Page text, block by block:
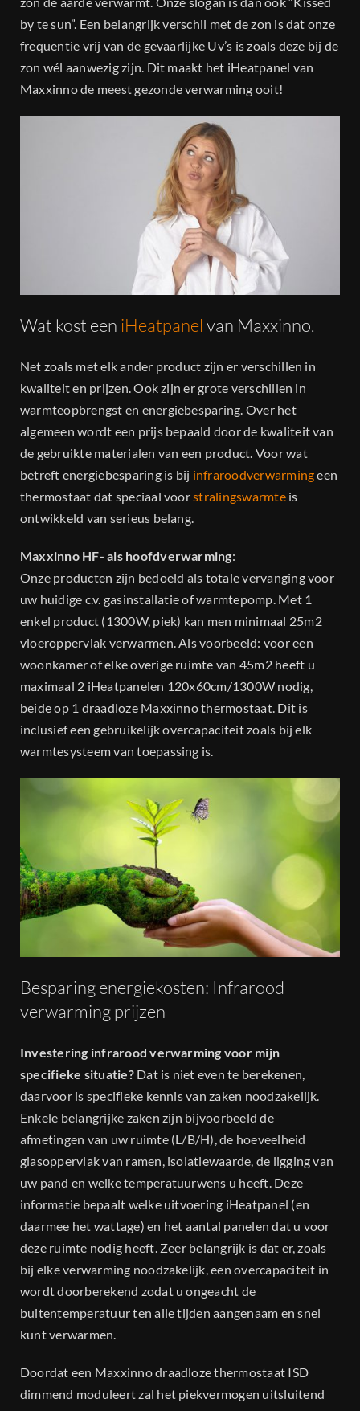
by te sun”. Een belangrijk verschil met de zon is dat onze
frequentie vrij van de gevaarlijke Uv’s is zoals deze bij de
zon wél aanwezig zijn. Dit maakt het iHeatpanel van
Maxxinno de meest gezonde verwarming ooit!
Wat kost een iHeatpanelvan Maxxinno.
Net zoals met elk ander product zijn er verschillen in
kwaliteit en prijzen. Ook zijn er grote verschillen in
warmteopbrengst en energiebesparing. Over het
algemeen wordt een prijs bepaald door de kwaliteit van
de gebruikte materialen van een product. Voor wat
betreft energiebesparing is bij infraroodverwarmingeen
thermostaat dat speciaal voorstralingswarmteis
ontwikkeld van serieus belang.
Maxxinno HF- als hoofdverwarming:
Onze producten zijn bedoeld als totale vervanging voor
uw huidige c.v. gasinstallatie of warmtepomp. Met 1
enkel product (1300W, piek) kan men minimaal 25m2
vloeroppervlak verwarmen. Als voorbeeld: voor een
woonkamer of elke overige ruimte van 45m2 heeft u
maximaal 2 iHeatpanelen 120x60cm/1300W nodig,
beide op 1 draadloze Maxxinno thermostaat. Dit is
inclusief een gebruikelijk overcapaciteit zoals bij elk
warmtesysteem van toepassing is.
Besparing energiekosten: Infrarood
verwarming prijzen
Investering infrarood verwarming voor mijn
specifieke situatie?Dat is niet even te berekenen,
daarvoor is specifieke kennis van zaken noodzakelijk.
Enkele belangrijke zaken zijn bijvoorbeeld de
afmetingen van uw ruimte (L/B/H), de hoeveelheid
glasoppervlak van ramen, isolatiewaarde, de ligging van
uw pand en welke temperatuurwens u heeft. Deze
informatie bepaalt welke uitvoering iHeatpanel (en
daarmee het wattage) en het aantal panelen dat u voor
deze ruimte nodig heeft. Zeer belangrijk is dat er, zoals
bij elke verwarming noodzakelijk, een overcapaciteit in
wordt doorberekend zodat u ongeacht de
buitentemperatuur ten alle tijden aangenaam en snel
kunt verwarmen.
Doordat een Maxxinno draadloze thermostaat ISD
dimmend moduleert zal het piekvermogen uitsluitend